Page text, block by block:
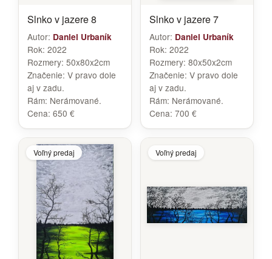
Slnko v jazere 8
Autor: Daniel Urbaník
Rok: 2022
Rozmery: 50x80x2cm
Značenie: V pravo dole
aj v zadu.
Rám: Nerámované.
Cena: 650 €
Slnko v jazere 7
Autor: Daniel Urbaník
Rok: 2022
Rozmery: 80x50x2cm
Značenie: V pravo dole
aj v zadu.
Rám: Nerámované.
Cena: 700 €
Voľný predaj Voľný predaj